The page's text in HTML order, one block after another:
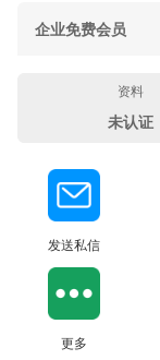
企业免费会员
资料
未认证
发送私信
更多